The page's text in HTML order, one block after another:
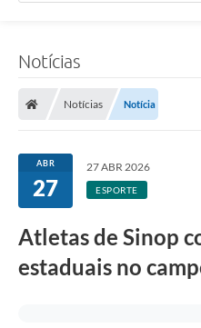
Notícias
Notícias Notícia
ABR
27
27 ABR 2026
ESPORTE
Atletas de Sinop
estaduais no